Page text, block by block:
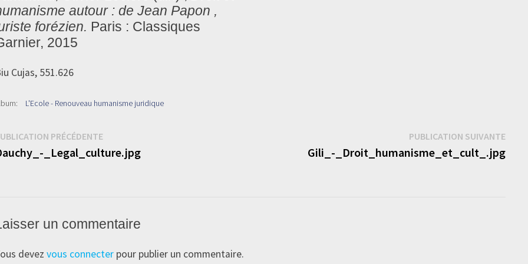
autour : de Jean Papon ,
forézien. Paris : Classiques
2015
Cujas, 551.626
L'Ecole - Renouveau humanisme juridique
PRÉCÉDENTEPublication
précédente :
_Legal_culture.jpg
PUBLICATION SUIVANTE
Gili_-_Droit_humanisme_et_cult_.jpg
un commentaire
devez vous connecterpour publier un commentaire.